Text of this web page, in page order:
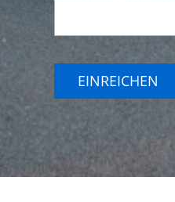
EINREICHEN